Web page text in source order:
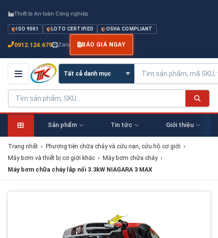
Thiết bị An toàn Công nghiệp
ISO 9001 LOTO CERTIFIED OSHA COMPLIANT
0912.124.679 Zalo BÁO GIÁ NGAY
Sản phẩm Tin tức Giới thiệu
Trang nhất › Phương tiện chữa cháy và cứu nạn, cứu hộ cơ giới ›
Máy bơm và thiết bị cơ giới khác › Máy bơm chữa cháy ›
Máy bơm chữa cháy lắp nổi 3.3kW NIAGARA 3 MAX